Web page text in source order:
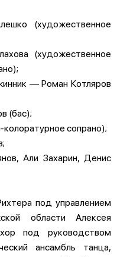
(художественное
(художественное
— Роман Котляров
(бас);
сопрано);
Али Захарин, Денис
под управлением
области Алексея
под руководством
ансамбль танца,